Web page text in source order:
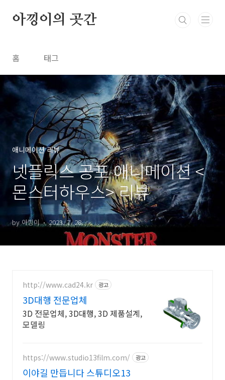
아낑이의 곳간
홈 태그
애니메이션 리뷰
넷플릭스 공포 애니메이션 <
몬스터하우스> 리뷰
by 아낑이 2023. 7. 28.
http://www.cad24.kr 광고
3D대행 전문업체
3D 전문업체, 3D대행, 3D 제품설계,
모델링
https://www.studio13film.com/ 광고
이야길 만듭니다 스튜디오13